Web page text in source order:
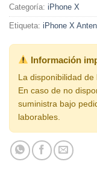
Categoría: iPhone X
Etiqueta: iPhone X
Información
La disponibilidad de
En caso de no
suministra bajo
laborables.